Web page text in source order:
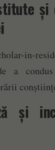
și
in-
a
și